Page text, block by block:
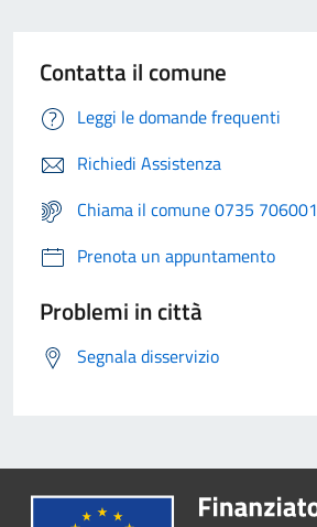
Contatta il comune
Leggi le domande frequenti
Richiedi Assistenza
Chiama il comune 0735 706001
Prenota un appuntamento
Problemi in città
Segnala disservizio